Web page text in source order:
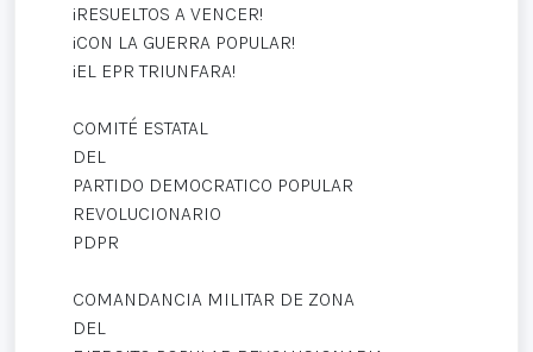
¡RESUELTOS A VENCER!
¡CON LA GUERRA POPULAR!
¡EL EPR TRIUNFARA!
COMITÉ ESTATAL
DEL
PARTIDO DEMOCRATICO POPULAR
REVOLUCIONARIO
PDPR
COMANDANCIA MILITAR DE ZONA
DEL